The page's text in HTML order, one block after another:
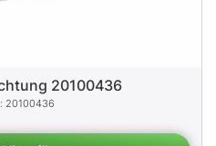
20100436
20100436